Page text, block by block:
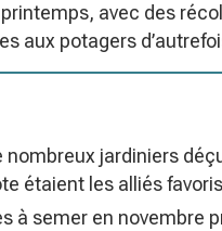
avec des
aux potagers
nombreux jardiniers
étaient les alliés
à semer en novembre